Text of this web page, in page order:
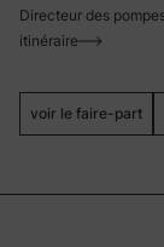
Directeur des
itinéraire
voir le faire-part